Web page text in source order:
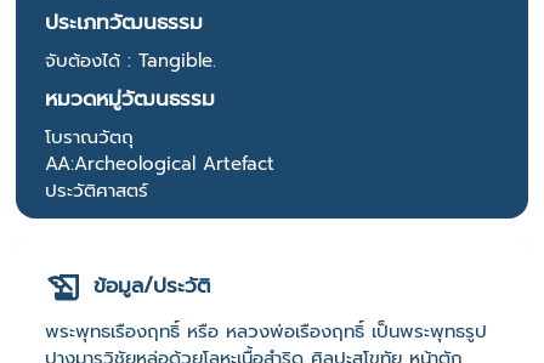
ประเภทวัฒนธรรม
จับต้องได้ : Tangible.
หมวดหมู่วัฒนธรรม
โบราณวัตถุ
AA:Archeological Artefact
ประวัติศาสตร์
ข้อมูล/ประวัติ
พระพุทธเรืองฤทธิ์ หรือ หลวงพ่อเรืองฤทธิ์ เป็นพระพุทธรูป
ปางมารวิชัยหล่อด้วยโลหะเนื้อสำริด ศิลปะสุโขทัย หน้าตัก